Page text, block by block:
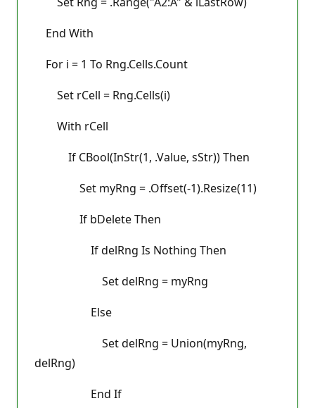
End With
For i = 1 To Rng.Cells.Count
Set rCell = Rng.Cells(i)
With rCell
If CBool(InStr(1, .Value, sStr)) Then
Set myRng = .Offset(-1).Resize(11)
If bDelete Then
If delRng Is Nothing Then
Set delRng = myRng
Else
Set delRng = Union(myRng,
delRng)
End If